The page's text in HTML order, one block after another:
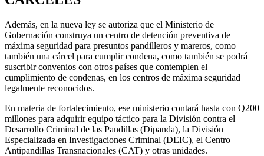
Además, en la nueva ley se autoriza que el Ministerio de
Gobernación construya un centro de detención preventiva de
máxima seguridad para presuntos pandilleros y mareros, como
también una cárcel para cumplir condena, como también se podrá
suscribir convenios con otros países que contemplen el
cumplimiento de condenas, en los centros de máxima seguridad
legalmente reconocidos.
En materia de fortalecimiento, ese ministerio contará hasta con Q200
millones para adquirir equipo táctico para la División contra el
Desarrollo Criminal de las Pandillas (Dipanda), la División
Especializada en Investigaciones Criminal (DEIC), el Centro
Antipandillas Transnacionales (CAT) y otras unidades.